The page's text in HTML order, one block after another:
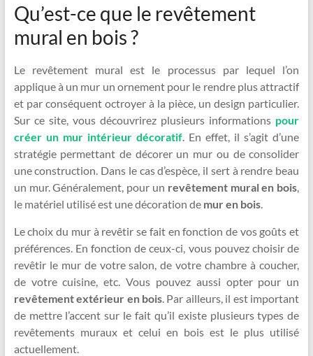
Qu’est-ce que le revêtement
mural en bois ?
Le revêtement mural est le processus par lequel l’on
applique à un mur un ornement pour le rendre plus attractif
et par conséquent octroyer à la pièce, un design particulier.
Sur ce site, vous découvrirez plusieurs informations pour
créer un mur intérieur décoratif. En effet, il s’agit d’une
stratégie permettant de décorer un mur ou de consolider
une construction. Dans le cas d’espèce, il sert à rendre beau
un mur. Généralement, pour un revêtement mural en bois,
le matériel utilisé est une décoration de mur en bois.
Le choix du mur à revêtir se fait en fonction de vos goûts et
préférences. En fonction de ceux-ci, vous pouvez choisir de
revêtir le mur de votre salon, de votre chambre à coucher,
de votre cuisine, etc. Vous pouvez aussi opter pour un
revêtement extérieur en bois. Par ailleurs, il est important
de mettre l’accent sur le fait qu’il existe plusieurs types de
revêtements muraux et celui en bois est le plus utilisé
actuellement.